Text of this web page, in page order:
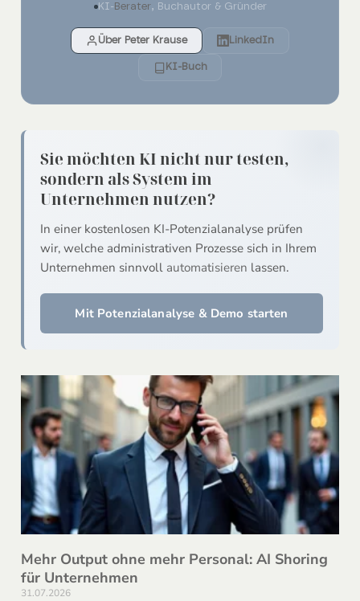
KI-Berater, Buchautor & Gründer
Über Peter Krause LinkedIn
KI-Buch
Sie möchten KI nicht nur testen,
sondern als System im
Unternehmen nutzen?
In einer kostenlosen KI-Potenzialanalyse prüfen
wir, welche administrativen Prozesse sich in Ihrem
Unternehmen sinnvoll automatisieren lassen.
Mit Potenzialanalyse & Demo starten
Mehr Output ohne mehr Personal: AI Shoring
für Unternehmen
31.07.2026